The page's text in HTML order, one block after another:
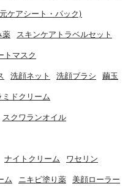
ケアシート・パック)
薬 スキンケアトラベルセット
トマスク
洗顔ネット 洗顔ブラシ 繭玉
ミドクリーム
スクワランオイル
ナイトクリーム ワセリン
ム ニキビ塗り薬 美顔ローラー